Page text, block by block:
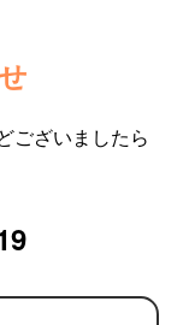
ございましたら